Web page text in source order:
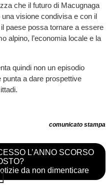
che il futuro di Macugnaga
visione condivisa e con il
paese possa tornare a essere
alpino, l’economia locale e la
quindi non un episodio
punta a dare prospettive
comunicato stampa
L’ANNO SCORSO
da non dimenticare